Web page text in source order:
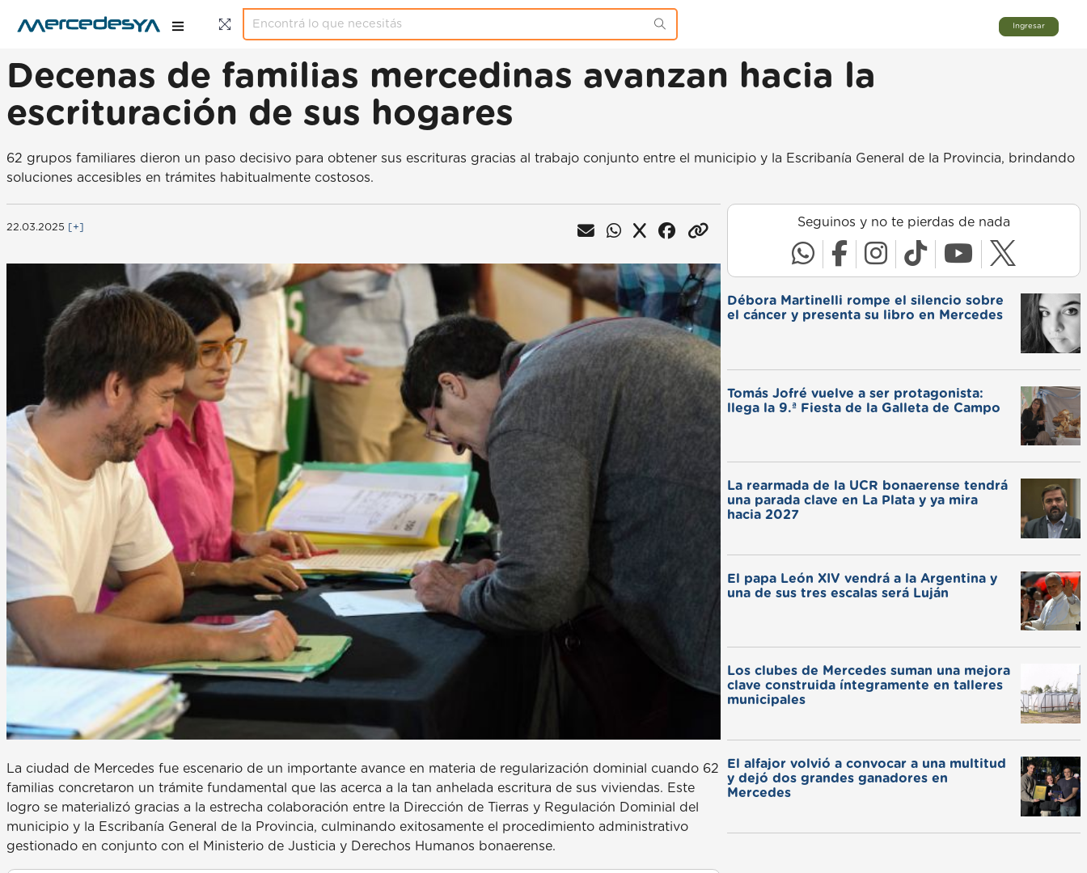
Ingresar
Decenas de familias mercedinas avanzan hacia la
escrituración de sus hogares
62 grupos familiares dieron un paso decisivo para obtener sus escrituras gracias al trabajo conjunto entre el municipio y la Escribanía General de la Provincia, brindando
soluciones accesibles en trámites habitualmente costosos.
22.03.2025 [+]
La ciudad de Mercedes fue escenario de un importante avance en materia de regularización dominial cuando 62
familias concretaron un trámite fundamental que las acerca a la tan anhelada escritura de sus viviendas. Este
logro se materializó gracias a la estrecha colaboración entre la Dirección de Tierras y Regulación Dominial del
municipio y la Escribanía General de la Provincia, culminando exitosamente el procedimiento administrativo
gestionado en conjunto con el Ministerio de Justicia y Derechos Humanos bonaerense.
Seguinos y no te pierdas de nada
Débora Martinelli rompe el silencio sobre
el cáncer y presenta su libro en Mercedes
Tomás Jofré vuelve a ser protagonista:
llega la 9.ª Fiesta de la Galleta de Campo
La rearmada de la UCR bonaerense tendrá
una parada clave en La Plata y ya mira
hacia 2027
El papa León XIV vendrá a la Argentina y
una de sus tres escalas será Luján
Los clubes de Mercedes suman una mejora
clave construida íntegramente en talleres
municipales
El alfajor volvió a convocar a una multitud
y dejó dos grandes ganadores en
Mercedes